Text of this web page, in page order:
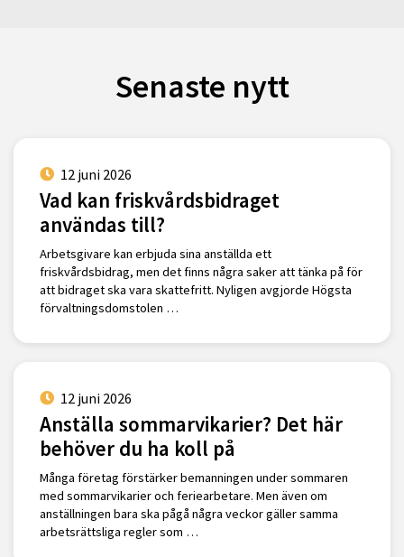
Senaste nytt
12 juni 2026
Vad kan friskvårdsbidraget
användas till?
Arbetsgivare kan erbjuda sina anställda ett
friskvårdsbidrag, men det finns några saker att tänka på för
att bidraget ska vara skattefritt. Nyligen avgjorde Högsta
förvaltningsdomstolen …
12 juni 2026
Anställa sommarvikarier? Det här
behöver du ha koll på
Många företag förstärker bemanningen under sommaren
med sommarvikarier och feriearbetare. Men även om
anställningen bara ska pågå några veckor gäller samma
arbetsrättsliga regler som …